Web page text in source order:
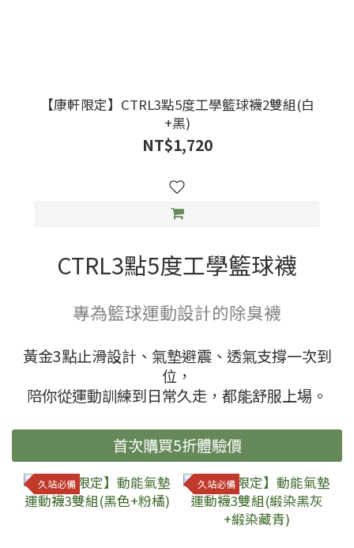
【康軒限定】CTRL3點5度工學籃球襪2雙組(白
+黑)
NT$1,720
CTRL3點5度工學籃球襪
專為籃球運動設計的除臭襪
黃金3點止滑設計、氣墊避震、透氣支撐一次到
位，
陪你從運動訓練到日常久走，都能舒服上場。
首次購買5折體驗價
久站必備 久站必備